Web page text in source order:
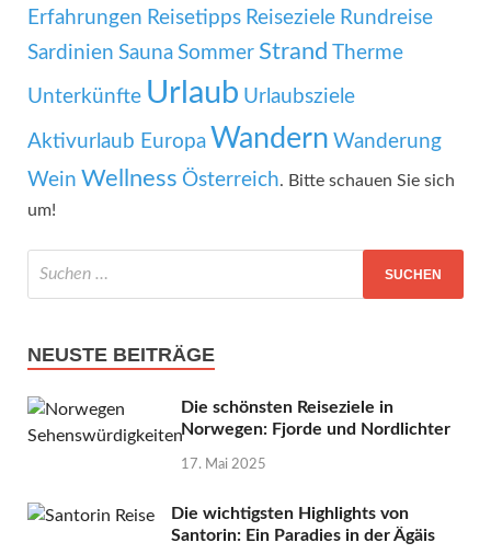
Erfahrungen Reisetipps Reiseziele Rundreise
Sardinien Sauna Sommer Strand Therme
Unterkünfte Urlaub Urlaubsziele
Aktivurlaub Europa Wandern Wanderung
Wein Wellness Österreich. Bitte schauen Sie sich
um!
NEUSTE BEITRÄGE
Die schönsten Reiseziele in
Norwegen: Fjorde und Nordlichter
17. Mai 2025
Die wichtigsten Highlights von
Santorin: Ein Paradies in der Ägäis